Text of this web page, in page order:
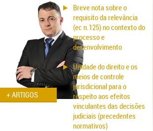
+ ARTIGOS
Breve nota sobre o
requisito da relevância
(ec n.125) no contexto do
processo e
desenvolvimento
Unidade do direito e os
meios de controle
jurisdicional para o
respeito aos efeitos
vinculantes das decisões
judiciais (precedentes
normativos)